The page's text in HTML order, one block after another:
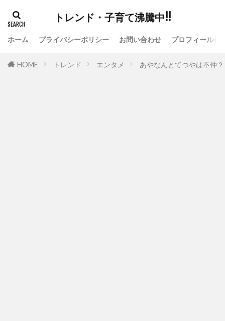
トレンド・子育て沸騰中!!
ホーム プライバシーポリシー お問い合わせ プロフィール
HOME トレンド エンタメ あやなんとてつやは不仲